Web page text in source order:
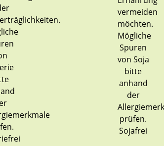
Sojafrei